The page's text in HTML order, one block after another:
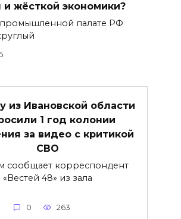
и жёсткой экономики?
палате РФ
из Ивановской области
1 год колонии
за видео с критикой
СВО
сообщает корреспондент
«Вестей 48» из зала
0 263